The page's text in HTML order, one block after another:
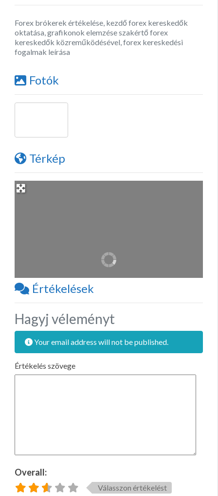
Forex brókerek értékelése, kezdő forex kereskedők
oktatása, grafikonok elemzése szakértő forex
kereskedők közreműködésével, forex kereskedési
fogalmak leírása
Fotók
Térkép
Értékelések
Hagyj véleményt
Your email address will not be published.
Értékelés szövege
Overall:
Válasszon értékelést